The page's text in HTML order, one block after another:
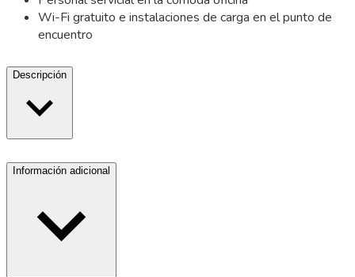
Wi-Fi gratuito e instalaciones de carga en el punto de
encuentro
Descripción
Información adicional